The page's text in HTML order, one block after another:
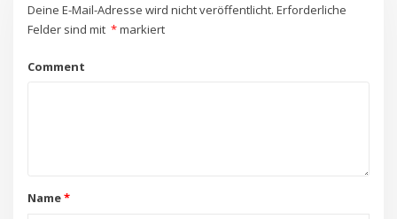
Deine E-Mail-Adresse wird nicht veröffentlicht. Erforderliche
Felder sind mit *markiert
Comment
Name*